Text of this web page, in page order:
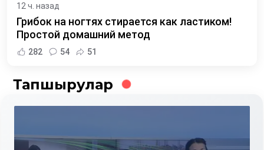
12 ч. назад
Грибок на ногтях стирается как ластиком!
Простой домашний метод
282 54 51
Тапшырулар